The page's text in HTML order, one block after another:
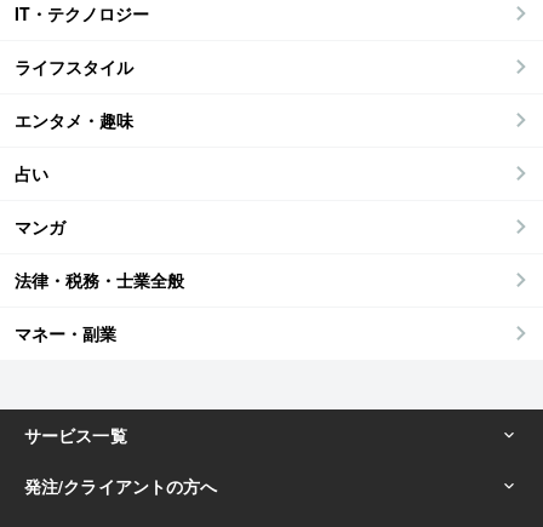
IT・テクノロジー
ライフスタイル
エンタメ・趣味
占い
マンガ
法律・税務・士業全般
マネー・副業